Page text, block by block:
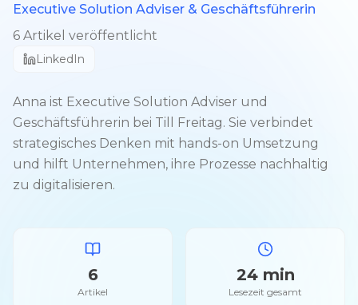
Executive Solution Adviser & Geschäftsführerin
6 Artikel veröffentlicht
LinkedIn
Anna ist Executive Solution Adviser und
Geschäftsführerin bei Till Freitag. Sie verbindet
strategisches Denken mit hands-on Umsetzung
und hilft Unternehmen, ihre Prozesse nachhaltig
zu digitalisieren.
6
Artikel
24 min
Lesezeit gesamt